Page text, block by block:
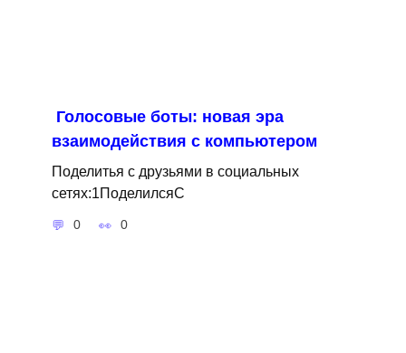
Голосовые боты: новая эра
взаимодействия с компьютером
Поделитья с друзьями в социальных
сетях:1ПоделилсяС
0 0